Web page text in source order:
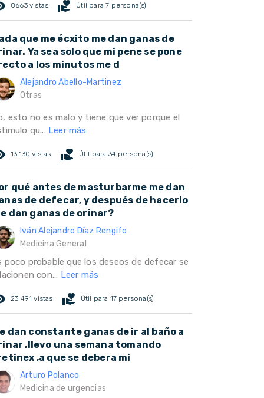
8663 vistas volunteer_activism Útil para 7 persona(s)
que me écxito me dan ganas de
Ya sea solo que mi pene se pone
a los minutos me d
Alejandro Abello-Martinez
Otras
esto no es malo y tiene que ver porque el
qu... Leer más
13.130 vistas volunteer_activism Útil para 34 persona(s)
qué antes de masturbarme me dan
de defecar, y después de hacerlo
dan ganas de orinar?
Iván Alejandro Díaz Rengifo
Medicina General
poco probable que los deseos de defecar se
con... Leer más
23.491 vistas volunteer_activism Útil para 17 persona(s)
dan constante ganas de ir al baño a
,llevo una semana tomando
,a que se debera mi
Arturo Polanco
Medicina de urgencias